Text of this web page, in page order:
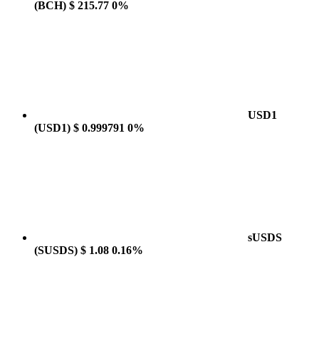
(BCH) $ 215.77 0%
USD1
(USD1) $ 0.999791 0%
sUSDS
(SUSDS) $ 1.08 0.16%